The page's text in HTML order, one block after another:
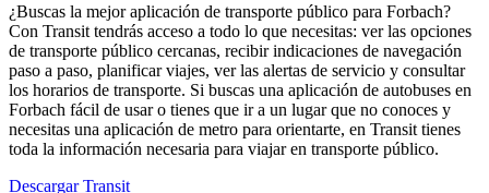
¿Buscas la mejor aplicación de transporte público para Forbach?
Con Transit tendrás acceso a todo lo que necesitas: ver las opciones
de transporte público cercanas, recibir indicaciones de navegación
paso a paso, planificar viajes, ver las alertas de servicio y consultar
los horarios de transporte. Si buscas una aplicación de autobuses en
Forbach fácil de usar o tienes que ir a un lugar que no conoces y
necesitas una aplicación de metro para orientarte, en Transit tienes
toda la información necesaria para viajar en transporte público.
Descargar Transit